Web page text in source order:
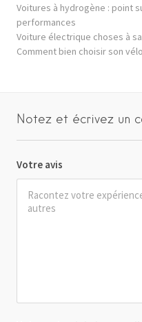
Voitures à hydrogène : point
performances
Voiture électrique choses à
Comment bien choisir son
Notez et écrivez un
Votre avis